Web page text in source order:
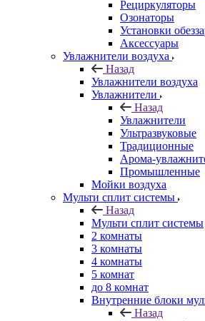
Рециркуляторы
Озонаторы
Установки
Аксессуары
Увлажнители воздуха
Назад
Увлажнители воздуха
Увлажнители
Назад
Увлажнители
Ультразвуковые
Традиционные
Арома-
Промышленные
Мойки воздуха
Мульти сплит системы
Назад
Мульти сплит системы
2 комнаты
3 комнаты
4 комнаты
5 комнат
до 8 комнат
Внутренние блоки
Назад